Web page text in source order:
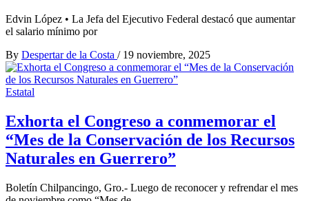
Edvin López • La Jefa del Ejecutivo Federal destacó que aumentar
el salario mínimo por
By Despertar de la Costa / 19 noviembre, 2025
Estatal
Exhorta el Congreso a conmemorar el
“Mes de la Conservación de los Recursos
Naturales en Guerrero”
Boletín Chilpancingo, Gro.- Luego de reconocer y refrendar el mes